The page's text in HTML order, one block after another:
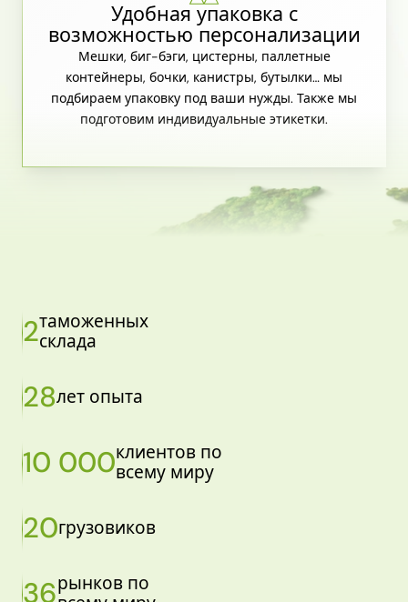
Удобная упаковка с
возможностью персонализации
Мешки, биг-бэги, цистерны, паллетные
контейнеры, бочки, канистры, бутылки… мы
подбираем упаковку под ваши нужды. Также мы
подготовим индивидуальные этикетки.
2таможенных
склада
28лет опыта
10 000клиентов по
всему миру
20грузовиков
36рынков по